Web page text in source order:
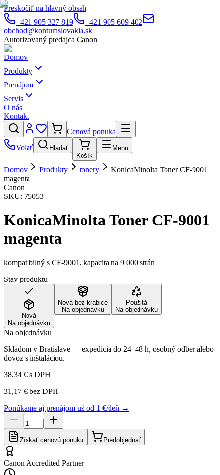
Preskočiť na hlavný obsah
+421 905 327 819
+421 905 609 402
obchod@konturaslovakia.sk
Autorizovaný predajca Canon
Domov
Produkty
Prenájom
Servis
O nás
Kontakt
Cenová ponuka
Volať
Hľadať
Košík
Menu
Domov Produkty tonery
KonicaMinolta Toner CF-9001
magenta
Canon
SKU: 75053
KonicaMinolta Toner CF-9001
magenta
kompatibilný s CF-9001, kapacita na 9 000 strán
Stav produktu
Nová
Na objednávku
Nová bez krabice
Na objednávku
Použitá
Na objednávku
Na objednávku
Skladom v Bratislave — expedícia do 24–48 h, osobný odber alebo
dovoz s inštaláciou.
38,34 € s DPH
31,17 € bez DPH
Ponúkame aj prenájom už od 1 €/deň →
Získať cenovú ponuku Predobjednať
Canon Accredited Partner